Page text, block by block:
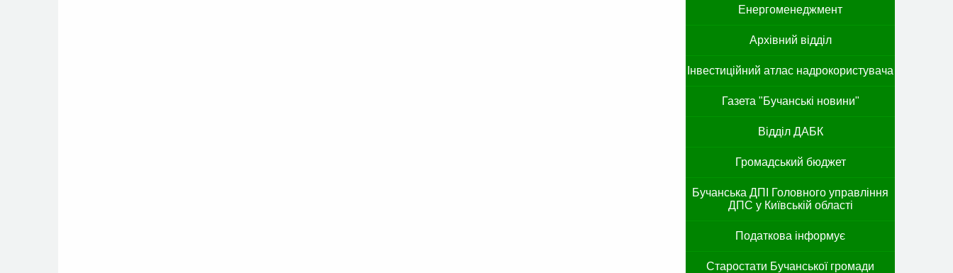
Енергоменеджмент
Архівний відділ
Інвестиційний атлас надрокористувача
Газета "Бучанські новини"
Відділ ДАБК
Громадський бюджет
Бучанська ДПІ Головного управління
ДПС у Київській області
Податкова інформує
Старостати Бучанської громади